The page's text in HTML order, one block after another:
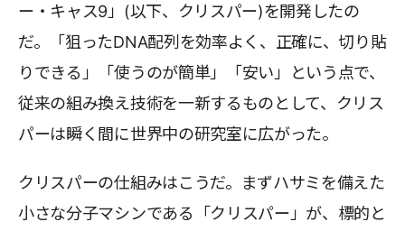
ー・キャス9」(以下、クリスパー)を開発したの
だ。「狙ったDNA配列を効率よく、正確に、切り貼
りできる」「使うのが簡単」「安い」という点で、
従来の組み換え技術を一新するものとして、クリス
パーは瞬く間に世界中の研究室に広がった。
クリスパーの仕組みはこうだ。まずハサミを備えた
小さな分子マシンである「クリスパー」が、標的と